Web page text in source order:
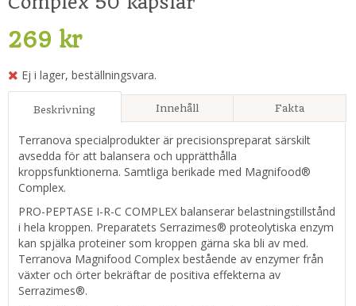
269 kr
Ej i lager, beställningsvara.
Beskrivning Innehåll Fakta
Terranova specialprodukter är precisionspreparat särskilt
avsedda för att balansera och upprätthålla
kroppsfunktionerna. Samtliga berikade med Magnifood®
Complex.
PRO-PEPTASE I-R-C COMPLEX balanserar belastningstillstånd
i hela kroppen. Preparatets Serrazimes® proteolytiska enzym
kan spjälka proteiner som kroppen gärna ska bli av med.
Terranova Magnifood Complex bestående av enzymer från
växter och örter bekräftar de positiva effekterna av
Serrazimes®.